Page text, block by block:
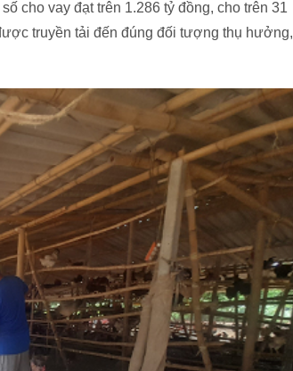
cho vay đạt trên 1.286 tỷ đồng, cho trên 31
truyền tải đến đúng đối tượng thụ hưởng,